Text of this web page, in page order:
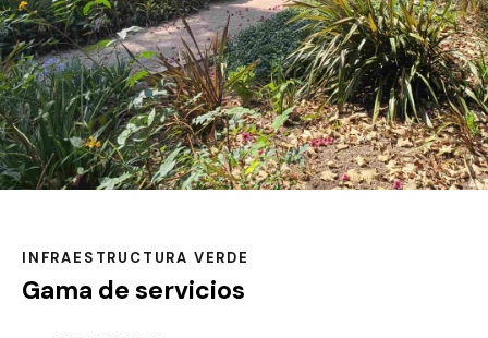
INFRAESTRUCTURA VERDE
Gama de servicios